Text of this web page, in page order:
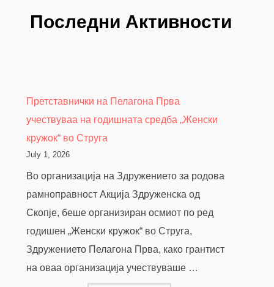
Последни Активности
Претставнички на Пелагона Прва
учествуваа на годишната средба „Женски
кружок“ во Струга
July 1, 2026
Во организација на Здружението за родова
рамноправност Акција Здруженска од
Скопје, беше организиран осмиот по ред
годишен „Женски кружок“ во Струга,
Здружението Пелагона Прва, како грантист
на оваа организација учествуваше …